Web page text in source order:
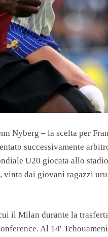
Nyberg – la scelta per
successivamente
U20 giocata allo
dai giovani ragazzi
il Milan durante la
Al 14′